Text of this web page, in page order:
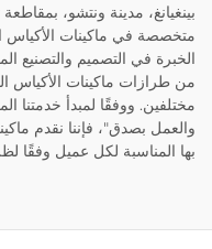
بينغيانغ، مدينة ونتشو،
من طرازات ماكينات الأكياس
مختلفين. ووفقًا لمبدأ خدمتنا
والعمل بصدق"، فإننا نقدم
بها المناسبة لكل عميل وفقًا